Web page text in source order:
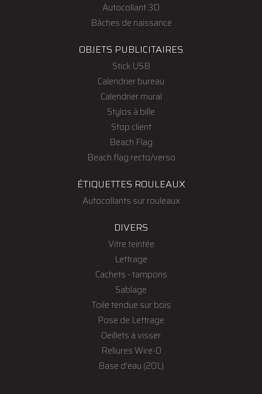
Autocollant 3D
Bâches de naissance
OBJETS PUBLICITAIRES
Stick USB
Calendrier bureau
Calendrier mural
Stylos à bille
Stop client
Beach Flag
Beach flag recto/verso
ÉTIQUETTES ROULEAUX
Autocollants sur rouleaux
DIVERS
Vitre teintée
Lettrage
Cachets - tampons
Sablage
Toile tendue sur bois
Pose de Lettrage
Oeillets à visser
Reliures Wire-O
Base d’eau (20L)